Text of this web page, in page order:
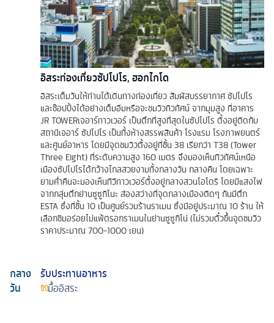
อิสระท่องเที่ยวซัปโปโร, ฮอกไกโด
อิสระเต็มวันให้ท่านได้เดินทางท่องเที่ยว สัมผัสบรรยากาศ ซัปโปโร
และช๊อปปิ้งได้อย่างเต็มอิ่มหรือจะชมวิวทิวทัศน์ จากมุมสูง ที่อาคาร
JR TOWERเจอาร์ทาวเวอร์ เป็นตึกที่สูงที่สุดในซัปโปโร ตั้งอยู่ติดกับ
สถานีเจอาร์ ซัปโปโร เป็นทั้งห้างสรรพสินค้า โรงแรม โรงภาพยนตร์
และศูนย์อาหาร โดยมีจุดชมวิวตั้งอยู่ที่ชั้น 38 เรียกว่า T38 (Tower
Three Eight) ที่ระดับความสูง 160 เมตร จึงมองเห็นทิวทัศน์เหนือ
เมืองซัปโปโรได้กว้างไกลสวยงามทั้งกลางวัน กลางคืน โดยเฉพาะ
ยามค่ำคืนจะมองเห็นทีวีทาวเวอร์ตั้งอยู่กลางสวนโอโดริ โดยมีแสงไฟ
จากกลุ่มตึกย่านซูซูกิโนะ ส่องสว่างที่จุดกลางเมืองติดๆ กันมีตึก
ESTA ซึ่งที่ชั้น 10 เป็นศูนย์รวมร้านราเมน ซึ่งมีอยู่ประมาณ 10 ร้าน ให้
เลือกชิมอร่อยไม่แพ้ตรอกราเมนในย่านซูซูกิโน่ (ไม่รวมตั๋วขึ้นจุดชมวิว
ราคาประมาณ 700-1000 เยน)
กลาง
วัน
รับประทานอาหาร
มื้ออิสระ